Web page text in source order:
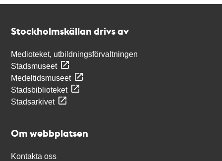
Stockholmskällan drivs av
Medioteket, utbildningsförvaltningen
Stadsmuseet
Medeltidsmuseet
Stadsbiblioteket
Stadsarkivet
Om webbplatsen
Kontakta oss